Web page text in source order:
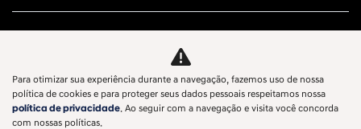
Desacelere. Seu bem maior é a
vida.
Para otimizar sua experiência durante a navegação, fazemos uso de nossa
política de cookies e para proteger seus dados pessoais respeitamos nossa
política de privacidade. Ao seguir com a navegação e visita você concorda
com nossas políticas.